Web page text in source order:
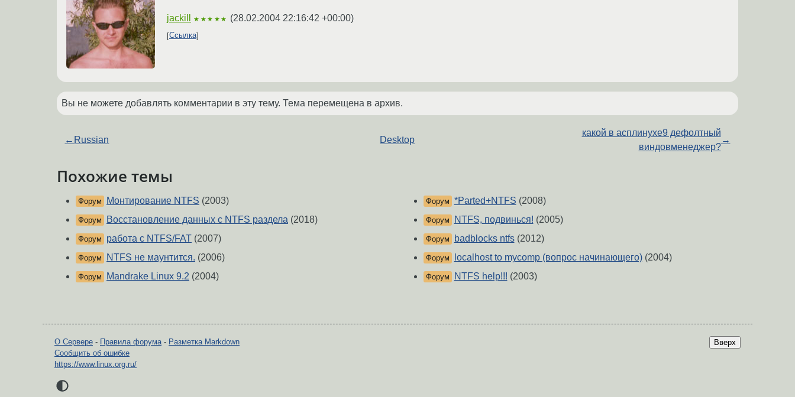
jackill ★★★★★ (28.02.2004 22:16:42 +00:00)
Ссылка
Вы не можете добавлять комментарии в эту тему. Тема перемещена в архив.
← Russian Desktop
какой в асплинухе9 дефолтный
виндовменеджер?
→
Похожие темы
Форум Монтирование NTFS (2003)
Форум Восстановление данных с NTFS раздела (2018)
Форум работа с NTFS/FAT (2007)
Форум NTFS не маунтится. (2006)
Форум Mandrake Linux 9.2 (2004)
Форум *Parted+NTFS (2008)
Форум NTFS, подвинься! (2005)
Форум badblocks ntfs(2012)
Форум localhost to mycomp (вопрос начинающего)(2004)
Форум NTFS help!!! (2003)
Вверх
О Сервере - Правила форума- Разметка Markdown
Сообщить об ошибке
https://www.linux.org.ru/